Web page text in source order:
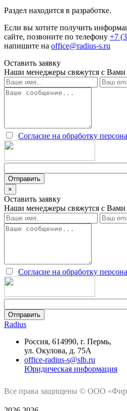
Раздел находится в разработке.
Если вы хотите получить
сайте, позвоните по телефону +7
напишите на office@radius-s.ru
Оставить заявку
Наши менеджеры свяжутся с Вами
Согласие на обработку
×
Оставить заявку
Наши менеджеры свяжутся с Вами
Согласие на обработку
Radius
Россия, 614990, г. Пермь,
ул. Окулова, д. 75А
office-radius-s@slb.ru
Юридическая информация
Все права защищены © ООО